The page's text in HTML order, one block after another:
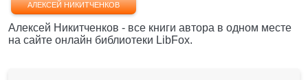
АЛЕКСЕЙ НИКИТЧЕНКОВ
Алексей Никитченков - все книги автора в одном месте
на сайте онлайн библиотеки LibFox.